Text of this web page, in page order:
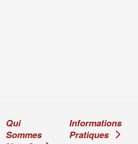
Qui
Sommes
Informations
Pratiques